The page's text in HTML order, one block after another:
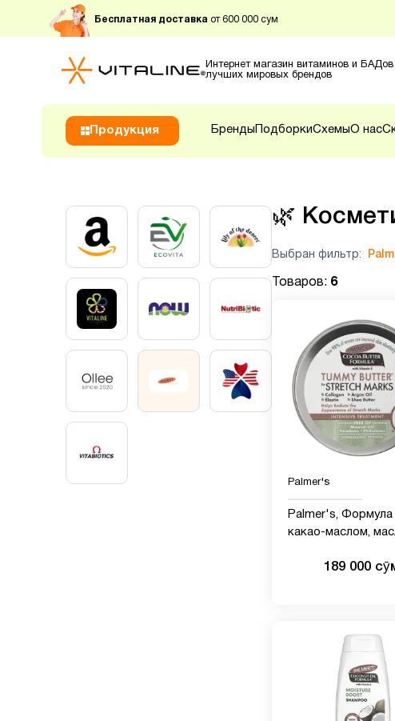
Бесплатная доставка от 600 000 сум
Интернет магазин витаминов и БАДов
лучших мировых брендов
Продукция Бренды ПодборкиСхемыО нас
🌿
Выбран фильтр:
Товаров: 6
Palmer's
Palmer's, Формула
какао-маслом,
против растяжек,
189 000